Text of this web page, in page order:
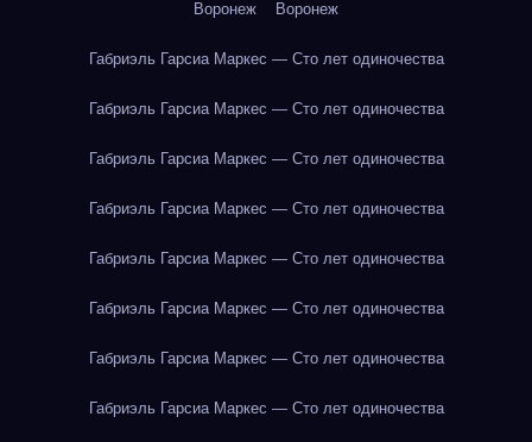
Воронеж Воронеж
Габриэль Гарсиа Маркес — Сто лет одиночества
Габриэль Гарсиа Маркес — Сто лет одиночества
Габриэль Гарсиа Маркес — Сто лет одиночества
Габриэль Гарсиа Маркес — Сто лет одиночества
Габриэль Гарсиа Маркес — Сто лет одиночества
Габриэль Гарсиа Маркес — Сто лет одиночества
Габриэль Гарсиа Маркес — Сто лет одиночества
Габриэль Гарсиа Маркес — Сто лет одиночества